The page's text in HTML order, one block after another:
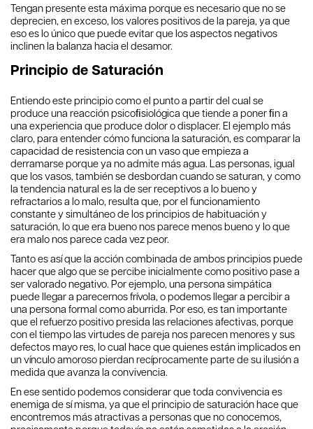
Tengan presente esta máxima porque es necesario que no se
deprecien, en exceso, los valores positivos de la pareja, ya que
eso es lo único que puede evitar que los aspectos negativos
inclinen la balanza hacia el desamor.
Principio de Saturación
Entiendo este principio como el punto a partir del cual se
produce una reacción psicoﬁsiológica que tiende a poner ﬁn a
una experiencia que produce dolor o displacer. El ejemplo más
claro, para entender cómo funciona la saturación, es comparar la
capacidad de resistencia con un vaso que empieza a
derramarse porque ya no admite más agua. Las personas, igual
que los vasos, también se desbordan cuando se saturan, y como
la tendencia natural es la de ser receptivos a lo bueno y
refractarios a lo malo, resulta que, por el funcionamiento
constante y simultáneo de los principios de habituación y
saturación, lo que era bueno nos parece menos bueno y lo que
era malo nos parece cada vez peor.
Tanto es así que la acción combinada de ambos principios puede
hacer que algo que se percibe inicialmente como positivo pase a
ser valorado negativo. Por ejemplo, una persona simpática
puede llegar a parecernos frívola, o podemos llegar a percibir a
una persona formal como aburrida. Por eso, es tan importante
que el refuerzo positivo presida las relaciones afectivas, porque
con el tiempo las virtudes de pareja nos parecen menores y sus
defectos mayo res, lo cual hace que quienes están implicados en
un vínculo amoroso pierdan recíprocamente parte de su ilusión a
medida que avanza la convivencia.
En ese sentido podemos considerar que toda convivencia es
enemiga de sí misma, ya que el principio de saturación hace que
encontremos más atractivas a personas que no conocemos,